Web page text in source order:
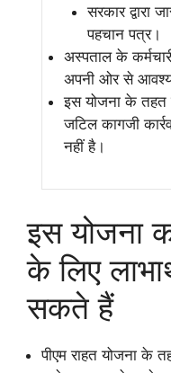
सरकार द्वारा
पहचान पत्र।
अस्पताल के
अपनी ओर से
इस योजना के तहत
जटिल कागजी
नहीं है।
इस योजना
के लिए
सकते हैं
पीएम राहत योजना के